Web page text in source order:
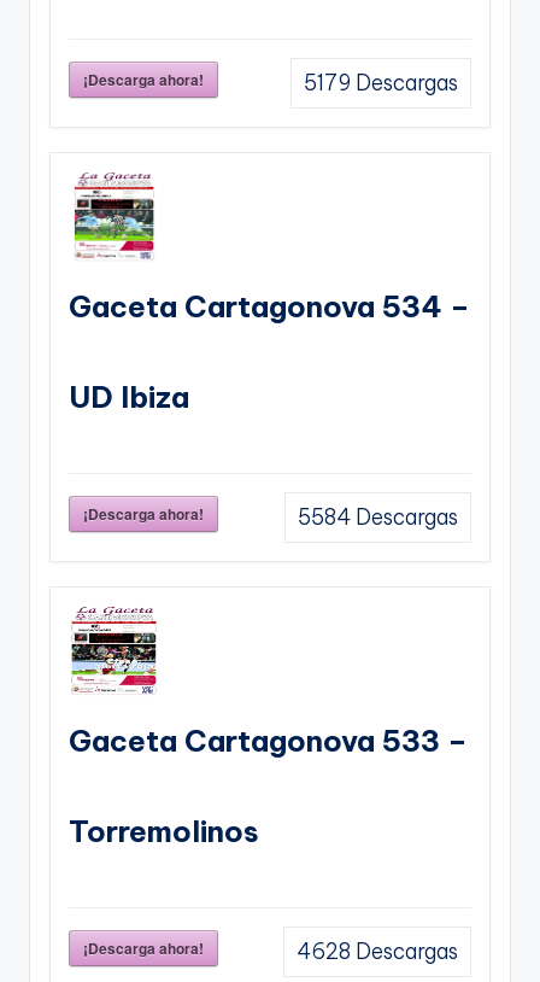
¡Descarga ahora! 5179 Descargas
Gaceta Cartagonova 534 –
UD Ibiza
¡Descarga ahora! 5584 Descargas
Gaceta Cartagonova 533 –
Torremolinos
¡Descarga ahora! 4628 Descargas